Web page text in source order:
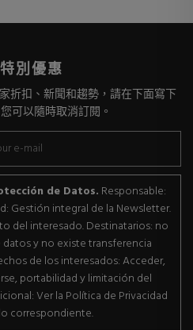
別優惠
折扣、新聞和趨勢，請在下面寫下
可以隨時取消訂閱。
de Datos. Responsable:
Gestión integral de la Newsletter.
del interesado. Destinatarios: no
y no existe transferencia
de los interesados: Acceder,
portabilidad y limitación del
Ver la Política de Privacidad
correspondiente.